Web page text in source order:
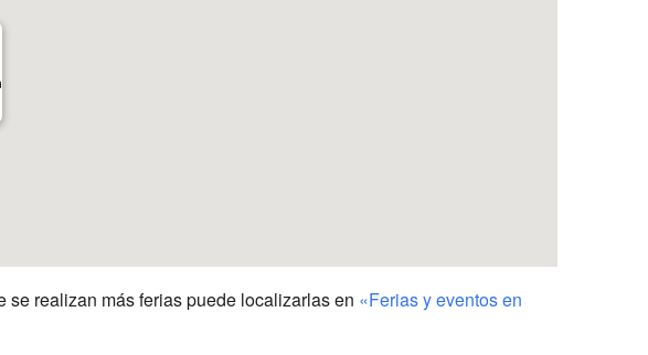
se realizan más ferias puede localizarlas en «Ferias y eventos en